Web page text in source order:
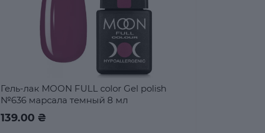
Гель-лак MOON FULL color Gel polish
№636 марсала темный 8 мл
139.00 ₴